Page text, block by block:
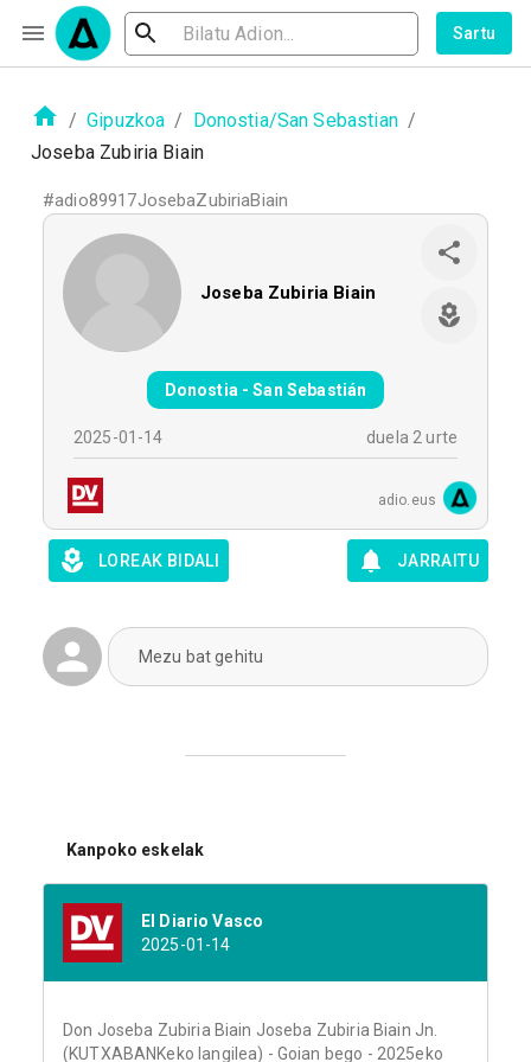
Sartu
/ Gipuzkoa / Donostia/San Sebastian /
Joseba Zubiria Biain
#adio89917JosebaZubiriaBiain
Joseba Zubiria Biain
Donostia - San Sebastián
2025-01-14 duela 2 urte
adio.eus
LOREAK BIDALI JARRAITU
Mezu bat gehitu
Kanpoko eskelak
El Diario Vasco
2025-01-14
Don Joseba Zubiria Biain Joseba Zubiria Biain Jn.
(KUTXABANKeko langilea) - Goian bego - 2025eko